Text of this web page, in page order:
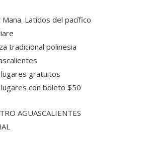
Mana. Latidos del pacífico
tradicional polinesia
gratuitos
con boleto $50
AGUASCALIENTES